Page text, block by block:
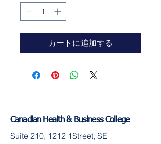
カートに追加する
Canadian Health & Business College
Suite 210, 1212 1Street, SE